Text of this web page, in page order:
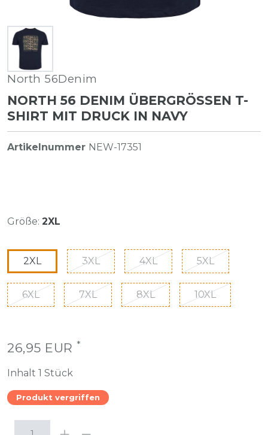
North 56Denim
NORTH 56 DENIM ÜBERGRÖSSEN T-S
HIRT MIT DRUCK IN NAVY
Artikelnummer NEW-17351
Größe: 2XL
2XL 3XL 4XL 5XL
6XL 7XL 8XL 10XL
26,95 EUR *
Inhalt 1 Stück
Produkt vergriffen